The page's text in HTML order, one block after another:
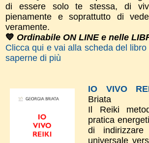
di essere solo te stessa, di
pienamente e soprattutto di
veramente.
💙 Ordinabile ON LINE e nelle
Clicca qui e vai alla scheda del
saperne di più
IO VIVO
Briata
Il Reiki
pratica
di indirizzare
universale